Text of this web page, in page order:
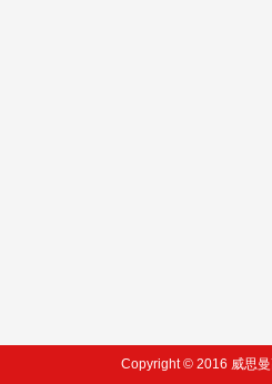
Copyright © 2016 威思曼